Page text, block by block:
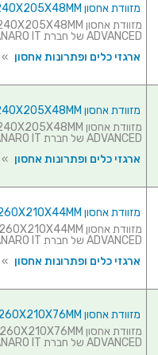
מזוודת אחסון 240X205X48MM - עם ריפוד פנימי - כחולה
ADVANCED של חברת PLASTICA PANARO IT...
ארגזי כלים ופתרונות אחסון »
מזוודת אחסון 240X205X48MM - עם ריפוד פנימי - שקופה
ADVANCED של חברת PLASTICA PANARO IT...
ארגזי כלים ופתרונות אחסון »
מזוודת אחסון 260X210X44MM - עם ריפוד פנימי - שחורה
ADVANCED של חברת PLASTICA PANARO IT...
ארגזי כלים ופתרונות אחסון »
מזוודת אחסון 260X210X76MM - עם ריפוד פנימי - שחורה
ADVANCED של חברת PLASTICA PANARO IT...